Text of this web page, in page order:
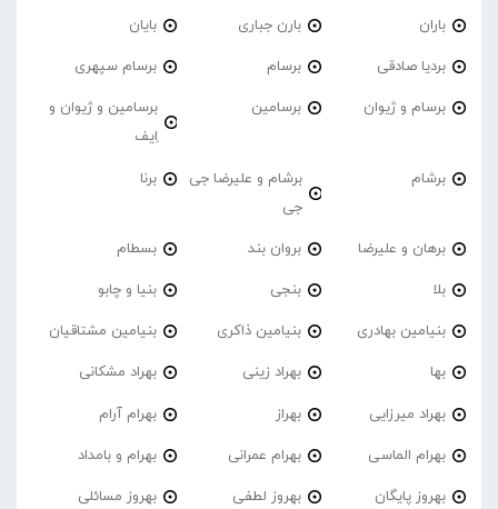
باران بارن جباری بایان
بردیا صادقی برسام برسام سپهری
برسام و ژیوان برسامین
برسامین و ژیوان و
اِیف
برشام
برشام و علیرضا جی
جی
برنا
برهان و علیرضا بروان بند بسطام
بلا بنجی بنیا و چابو
بنیامین بهادری بنیامین ذاکری بنیامین مشتاقیان
بها بهراد زینی بهراد مشکانی
بهراد میرزایی بهراز بهرام آرام
بهرام الماسی بهرام عمرانی بهرام و بامداد
بهروز پایگان بهروز لطفی بهروز مسائلی